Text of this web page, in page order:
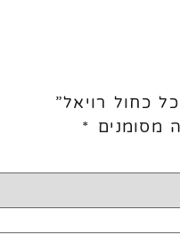
כחול רויאל”
מסומנים *